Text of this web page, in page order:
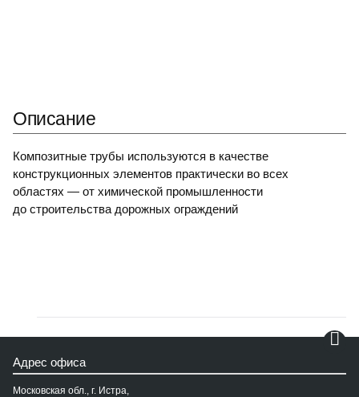
Описание
Композитные трубы используются в качестве
конструкционных элементов практически во всех
областях — от химической промышленности
до строительства дорожных ограждений
Адрес офиса
Московская обл., г. Истра,